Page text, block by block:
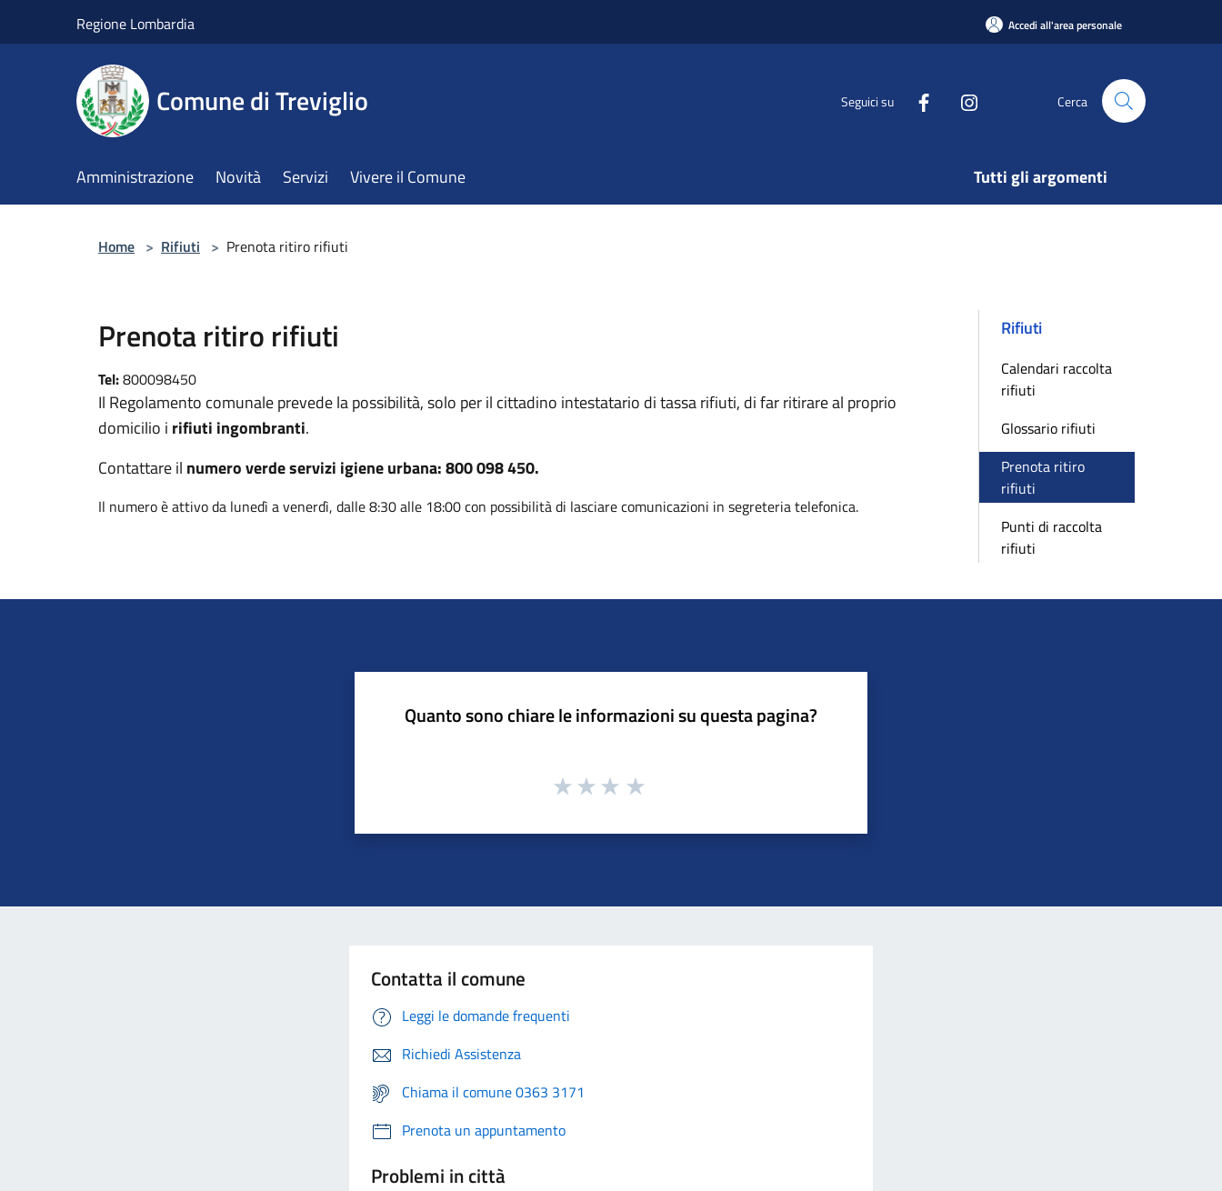
Regione Lombardia Accedi all'area personale
Comune di Treviglio Seguici su Cerca
Amministrazione Novità Servizi Vivere il Comune Tutti gli argomenti
Home > Rifiuti > Prenota ritiro rifiuti
Prenota ritiro rifiuti
Tel:800098450
Il Regolamento comunale prevede la possibilità, solo per il cittadino intestatario di tassa rifiuti, di far ritirare al proprio
domicilio i rifiuti ingombranti.
Contattare il numero verde servizi igiene urbana: 800 098 450.
Il numero è attivo da lunedì a venerdì, dalle 8:30 alle 18:00 con possibilità di lasciare comunicazioni in segreteria telefonica.
Rifiuti
Calendari raccolta
rifiuti
Glossario rifiuti
Prenota ritiro
rifiuti
Punti di raccolta
rifiuti
Quanto sono chiare le informazioni su questa pagina?
Contatta il comune
Leggi le domande frequenti
Richiedi Assistenza
Chiama il comune 0363 3171
Prenota un appuntamento
Problemi in città